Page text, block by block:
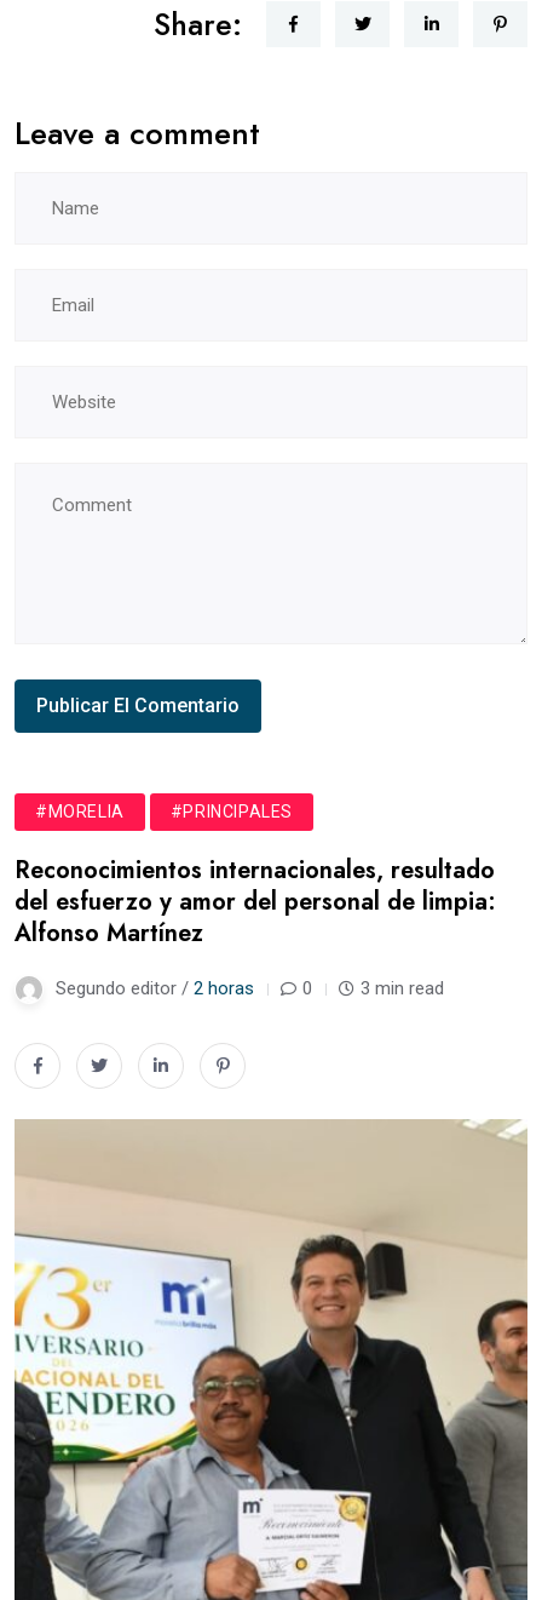
Share:
Leave a comment
#MORELIA #PRINCIPALES
Reconocimientos internacionales, resultado
del esfuerzo y amor del personal de limpia:
Alfonso Martínez
Segundo editor / 2 horas 0 3 min read